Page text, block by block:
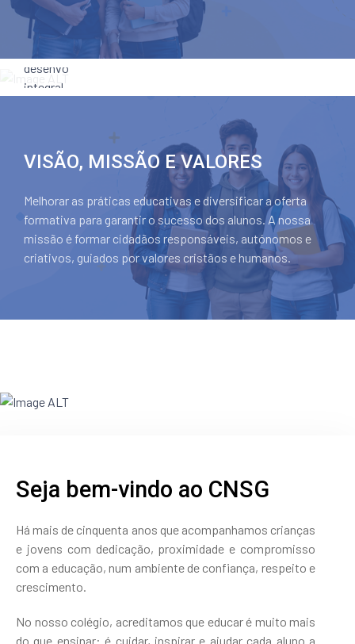
como
garantia
do
desenvolvimento
integral
nas
cognitiva,
física,
social,
emocional
VISÃO, MISSÃO E VALORES
Melhorar as práticas educativas e diversificar a oferta
formativa para garantir o sucesso dos alunos. A nossa
missão é formar cidadãos responsáveis, autónomos e
criativos, guiados por valores cristãos e humanos.
Seja bem-vindo ao CNSG
Há mais de cinquenta anos que acompanhamos crianças
e jovens com dedicação, proximidade e compromisso
com a educação, num ambiente de confiança, respeito e
crescimento.
No nosso colégio, acreditamos que educar é muito mais
do que ensinar: é cuidar, inspirar e ajudar cada aluno a